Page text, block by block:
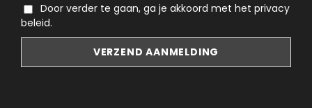
Door verder te gaan, ga je akkoord met het privacy
beleid.